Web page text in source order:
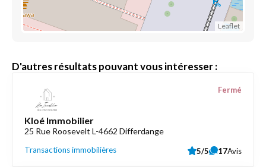
Leaflet
D'autres résultats pouvant vous intéresser :
Kloé Immobilier
25 Rue Roosevelt L-4662 Differdange
Transactions immobilières
Fermé
5/5 17Avis